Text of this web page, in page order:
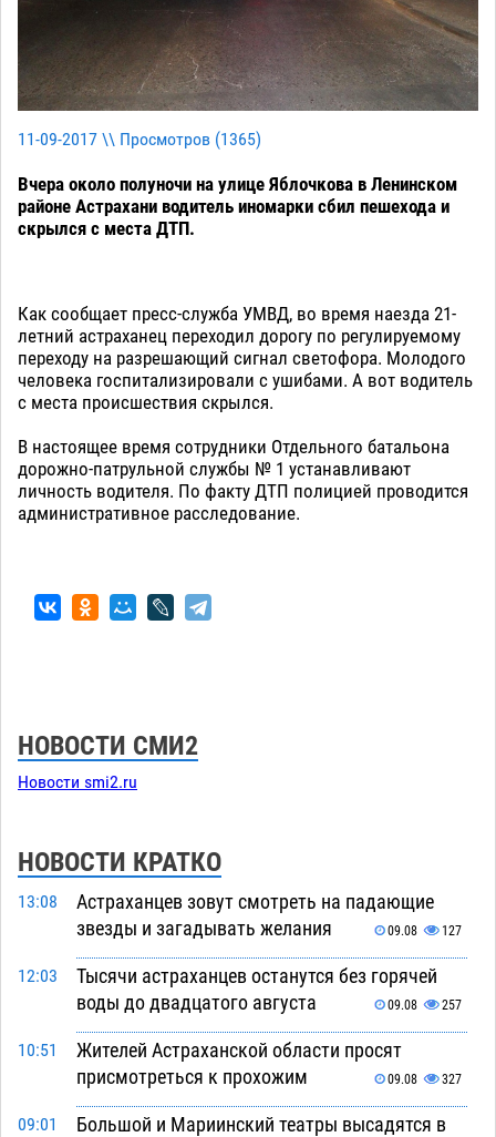
11-09-2017 \\ Просмотров (1365)
Вчера около полуночи на улице Яблочкова в Ленинском
районе Астрахани водитель иномарки сбил пешехода и
скрылся с места ДТП.
Как сообщает пресс-служба УМВД, во время наезда 21-
летний астраханец переходил дорогу по регулируемому
переходу на разрешающий сигнал светофора. Молодого
человека госпитализировали с ушибами. А вот водитель
с места происшествия скрылся.
В настоящее время сотрудники Отдельного батальона
дорожно-патрульной службы № 1 устанавливают
личность водителя. По факту ДТП полицией проводится
административное расследование.
НОВОСТИ СМИ2
Новости smi2.ru
НОВОСТИ КРАТКО
13:08
Астраханцев зовут смотреть на падающие
звезды и загадывать желания
09.08 127
12:03
Тысячи астраханцев останутся без горячей
воды до двадцатого августа
09.08 257
10:51
Жителей Астраханской области просят
присмотреться к прохожим
09.08 327
09:01
Большой и Мариинский театры высадятся в